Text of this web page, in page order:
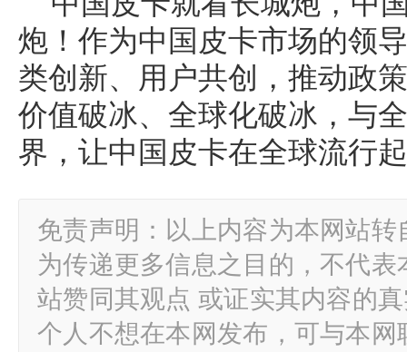
炮！作为中国皮卡市场的领
类创新、用户共创，推动政
价值破冰、全球化破冰，与
界，让中国皮卡在全球流行
免责声明：以上内容为本网站
为传递更多信息之目的，不代
站赞同其观点 或证实其内容的
个人不想在本网发布，可与本